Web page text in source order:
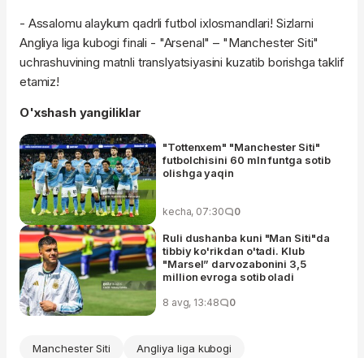
- Assalomu alaykum qadrli futbol ixlosmandlari! Sizlarni
Angliya liga kubogi finali - "Arsenal" – "Manchester Siti"
uchrashuvining matnli translyatsiyasini kuzatib borishga taklif
etamiz!
O'xshash yangiliklar
"Tottenxem" "Manchester Siti"
futbolchisini 60 mln funtga sotib
olishga yaqin
kecha, 07:30 0
Ruli dushanba kuni "Man Siti"da
tibbiy ko'rikdan o'tadi. Klub
"Marsel” darvozabonini 3,5
million evroga sotib oladi
8 avg, 13:48 0
Manchester Siti
Angliya liga kubogi